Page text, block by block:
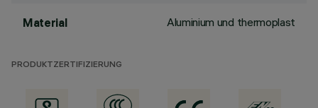
Material Aluminium und thermoplast
PRODUKTZERTIFIZIERUNG